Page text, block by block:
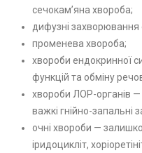
сечокам’яна хвороба;
дифузні захворювання
променева хвороба;
хвороби ендокринної
функцій та обміну
хвороби ЛОР-органів —
важкі гнійно-запальні
очні хвороби —
іридоцикліт,